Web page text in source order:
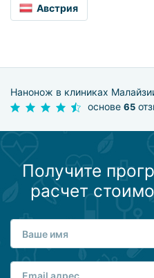
Австрия
Нанонож в клиниках
основе 65
Получите
расчет